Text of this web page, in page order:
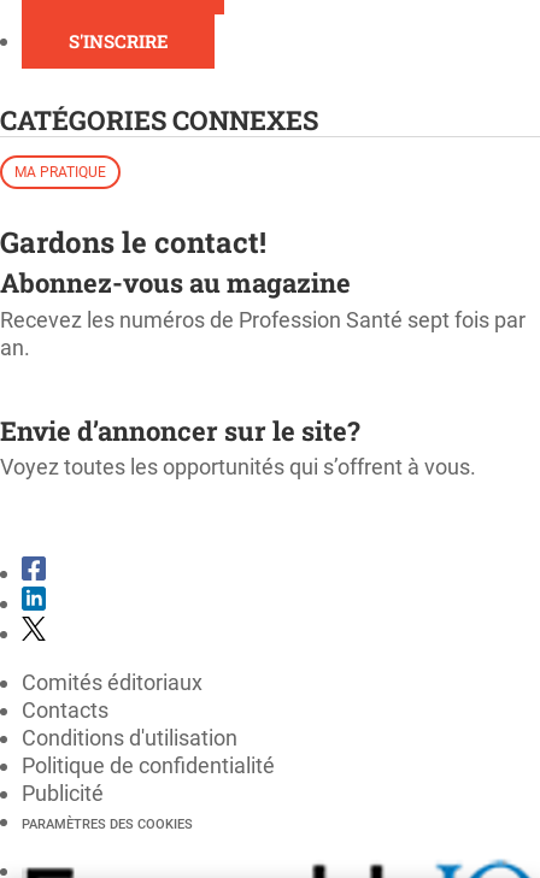
S'INSCRIRE
CATÉGORIES CONNEXES
MA PRATIQUE
Gardons le contact!
Abonnez-vous au magazine
Recevez les numéros de Profession Santé sept fois par
an.
Envie d’annoncer sur le site?
Voyez toutes les opportunités qui s’offrent à vous.
Comités éditoriaux
Contacts
Conditions d'utilisation
Politique de confidentialité
Publicité
PARAMÈTRES DES COOKIES